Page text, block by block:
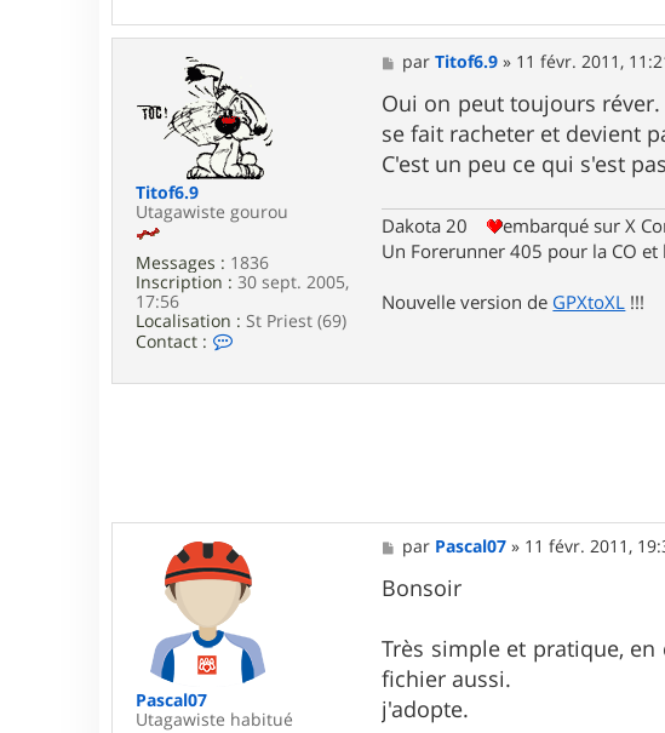
a
c
r
v
i
n
c
n
3
5
6
9
Titof6.9
Utagawiste gourou
Messages : 1836
Inscription : 30 sept. 2005,
17:56
Localisation : St Priest (69)
Contact :
t
o
f
6
.
9
M
e
s
s
a
g
e
parTitof6.9 » 11 févr. 2011,
Oui on peut toujours
se fait racheter et devient
C'est un peu ce qui s'est
Dakota 20
embarqué sur X
Un Forerunner 405 pour la CO et
Nouvelle version de GPXtoXL !!!
Pascal07
Utagawiste habitué
M
e
s
s
g
e
par Pascal07 » 11 févr. 2011,
Bonsoir
Très simple et pratique,
fichier aussi.
j'adopte.